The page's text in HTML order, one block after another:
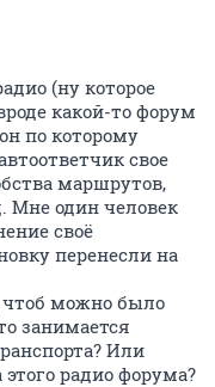
(ну которое
какой-то форум
по которому
свое
маршрутов,
Мне один человек
своё
перенесли на
чтоб можно было
занимается
Или
радио форума?